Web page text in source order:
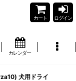
カート ログイン
カレンダー
犬用ドライ